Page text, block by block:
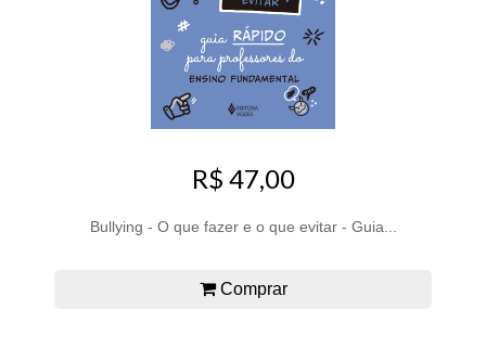
R$ 47,00
Bullying - O que fazer e o que evitar - Guia...
Comprar